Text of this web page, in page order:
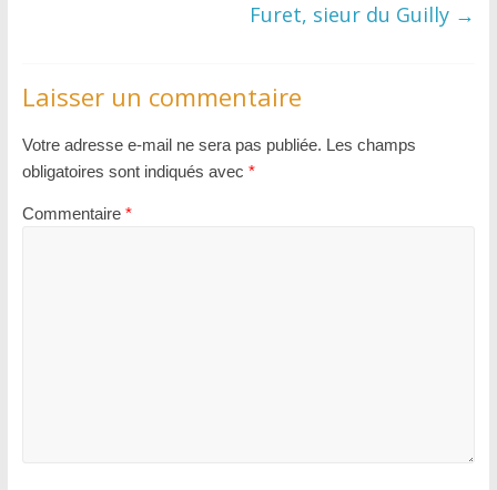
Furet, sieur du Guilly →
Laisser un commentaire
Votre adresse e-mail ne sera pas publiée. Les champs
obligatoires sont indiqués avec *
Commentaire *